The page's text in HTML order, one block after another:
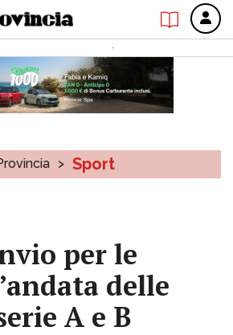
> Sport
per le
delle
A e B